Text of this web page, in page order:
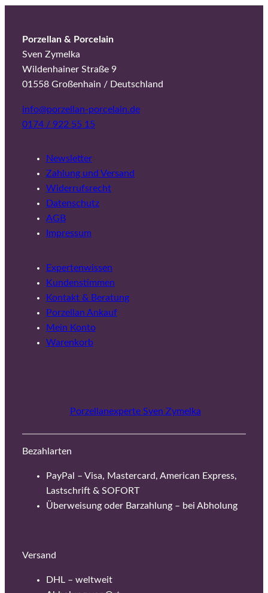
Porzellan & Porcelain
Sven Zymelka
Wildenhainer Straße 9
01558 Großenhain / Deutschland
info@porzellan-porcelain.de
0174 / 922 55 15
Newsletter
Zahlung und Versand
Widerrufsrecht
Datenschutz
AGB
Impressum
Expertenwissen
Kundenstimmen
Kontakt & Beratung
Porzellan Ankauf
Mein Konto
Warenkorb
Porzellanexperte Sven Zymelka
Bezahlarten
PayPal – Visa, Mastercard, American Express,
Lastschrift & SOFORT
Überweisung oder Barzahlung – bei Abholung
Versand
DHL – weltweit